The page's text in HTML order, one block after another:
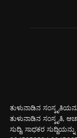
ತುಳುನಾಡಿನ
ತುಳುನಾಡಿನ ಸಂಸ್ಕೃತಿ,
ಸುದ್ದಿ, ಸಾಧಕರ